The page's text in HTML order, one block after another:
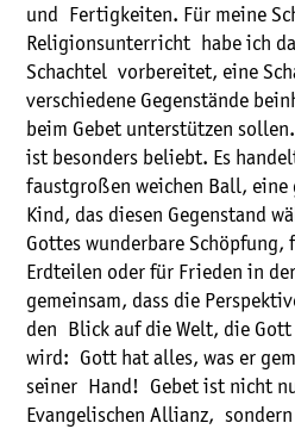
und Fertigkeiten. Für meine
Religionsunterricht habe ich
Schachtel vorbereitet, eine
verschiedene Gegenstände
beim Gebet unterstützen
ist besonders beliebt. Es
faustgroßen weichen Ball,
Kind, das diesen Gegenstand
Gottes wunderbare
Erdteilen oder für Frieden in
gemeinsam, dass die
den Blick auf die Welt, die
wird: Gott hat alles, was er
seiner Hand! Gebet ist nicht
Evangelischen Allianz,